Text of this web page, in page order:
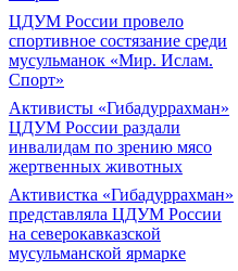
ЦДУМ России провело
спортивное состязание среди
мусульманок «Мир. Ислам.
Спорт»
Активисты «Гибадуррахман»
ЦДУМ России раздали
инвалидам по зрению мясо
жертвенных животных
Активистка «Гибадуррахман»
представляла ЦДУМ России
на северокавказской
мусульманской ярмарке